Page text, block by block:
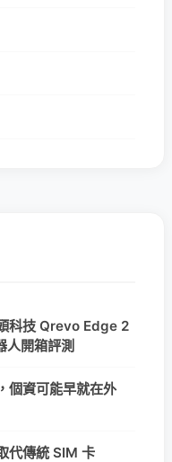
科技 Qrevo Edge 2
人開箱評測
個資可能早就在外
代傳統 SIM 卡